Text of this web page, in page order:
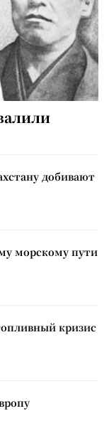
добивают
морскому пути
кризис